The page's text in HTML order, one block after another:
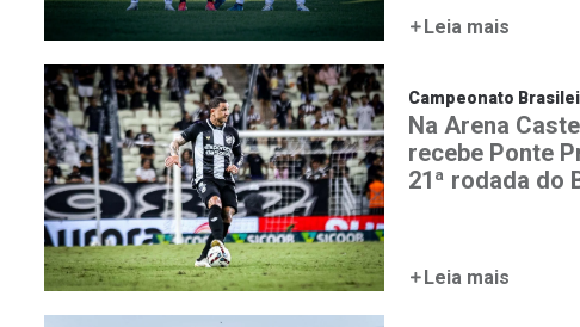
Leia mais
Campeonato
Na Arena
recebe Ponte
21ª rodada do
Leia mais